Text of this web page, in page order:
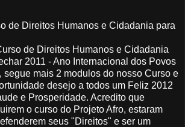
de Direitos Humanos e Cidadania para
de Direitos Humanos e Cidadania
2011 - Ano Internacional dos Povos
segue mais 2 modulos do nosso Curso e
desejo a todos um Feliz 2012
e Prosperidade. Acredito que
o curso do Projeto Afro, estaram
seus "Direitos" e ser um